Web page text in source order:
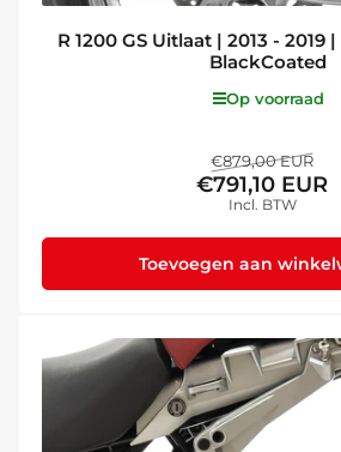
R 1200 GS Uitlaat | 2013 - 2019
BlackCoated
Op voorraad
Normale
prijs
€879,00 EUR
€791,10 EUR
Incl. BTW
Toevoegen aan